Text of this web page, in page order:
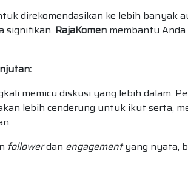
direkomendasikan ke lebih banyak
signifikan. RajaKomen membantu
memicu diskusi yang lebih dalam.
lebih cenderung untuk ikut serta,
followerdan engagementyang nyata,